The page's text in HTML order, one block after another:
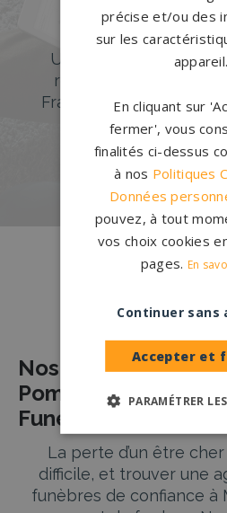
DÉCOUVREZ NOTRE
Un accompagnement
réseau de 1200
France.
notre
PERSONNALISEZ
Nos pierres
Nos Partenaires
Pompes Funèbres
Funéraire à Meaux
La perte d’un être
difficile, et trouver une
funèbres de confiance à
précise et/ou des
sur les
appareil.
En cliquant sur
fermer', vous
finalités ci-dessus
à nos Politiques
Données
pouvez, à tout
vos choix cookies
pages. En
Accepter et
Continuer sans
PARAMÉTRER